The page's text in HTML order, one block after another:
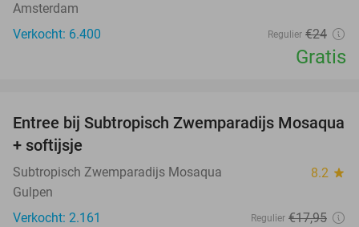
Amsterdam
Verkocht: 6.400
Regulier €24
Gratis
25%
Entree bij Subtropisch Zwemparadijs Mosaqua
+ softijsje
Subtropisch Zwemparadijs Mosaqua 8.2 star
Gulpen
Verkocht: 2.161
Regulier €17,95